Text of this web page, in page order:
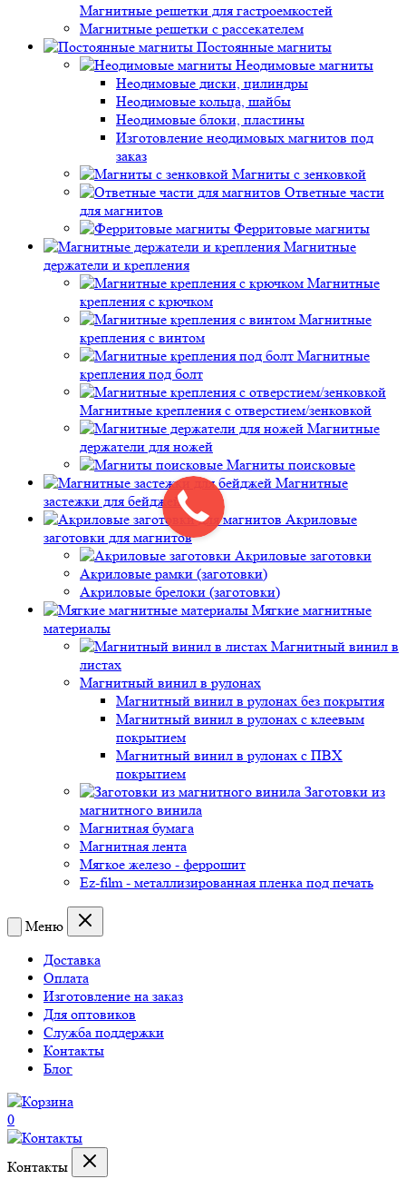
Магнитные решетки для гастроемкостей
Магнитные решетки с рассекателем
Постоянные магниты
Неодимовые магниты
Неодимовые диски, цилиндры
Неодимовые кольца, шайбы
Неодимовые блоки, пластины
Изготовление неодимовых магнитов под
заказ
Магниты с зенковкой
Ответные части
для магнитов
Ферритовые магниты
Магнитные
держатели и крепления
Магнитные
крепления с крючком
Магнитные
крепления с винтом
Магнитные
крепления под болт
Магнитные крепления с отверстием/зенковкой
Магнитные
держатели для ножей
Магниты поисковые
Магнитные
застежки для бейджей
Акриловые
заготовки для магнитов
Акриловые заготовки
Акриловые рамки (заготовки)
Акриловые брелоки (заготовки)
Мягкие магнитные
материалы
Магнитный винил в
листах
Магнитный винил в рулонах
Магнитный винил в рулонах без покрытия
Магнитный винил в рулонах с клеевым
покрытием
Магнитный винил в рулонах с ПВХ
покрытием
Заготовки из
магнитного винила
Магнитная бумага
Магнитная лента
Мягкое железо - феррошит
Ez-film - металлизированная пленка под печать
Меню
Доставка
Оплата
Изготовление на заказ
Для оптовиков
Служба поддержки
Контакты
Блог
0
Контакты